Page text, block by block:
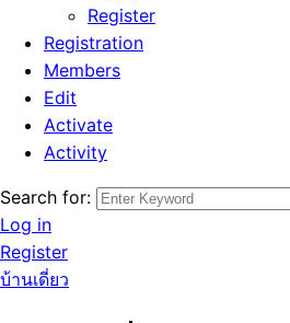
Register
Registration
Members
Edit
Activate
Activity
Search for:
Log in
Register
บ้านเดี่ยว